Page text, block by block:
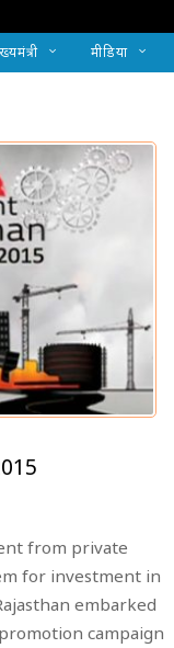
मीडिया
from private
for investment in
embarked
campaign